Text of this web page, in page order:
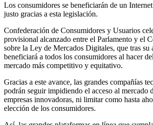
Los consumidores se beneficiarán de un
justo gracias a esta legislación.
Confederación de Consumidores y Usuarios
provisional alcanzado entre el Parlamento y el
sobre la Ley de Mercados Digitales, que tras su
beneficiará a todos los consumidores al hacer
mercado más competitivo y equitativo.
Gracias a este avance, las grandes compañías
podrán seguir impidiendo el acceso al mercado
empresas innovadoras, ni limitar como hasta
elección de los consumidores.